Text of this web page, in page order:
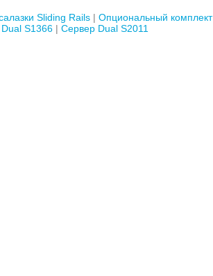
Sliding Rails Опциональный комплект
S1366
Сервер Dual S2011